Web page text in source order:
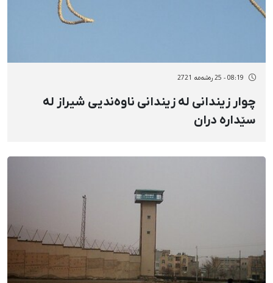
08:19 - 25 رەشەمه 2721
چوار زیندانی لە زیندانی ناوەندیی شیراز لە
سێدارە دران